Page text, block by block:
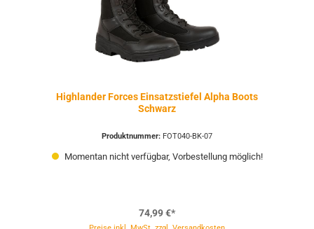
Highlander Forces Einsatzstiefel Alpha Boots
Schwarz
Produktnummer: FOT040-BK-07
Momentan nicht verfügbar, Vorbestellung möglich!
74,99 €*